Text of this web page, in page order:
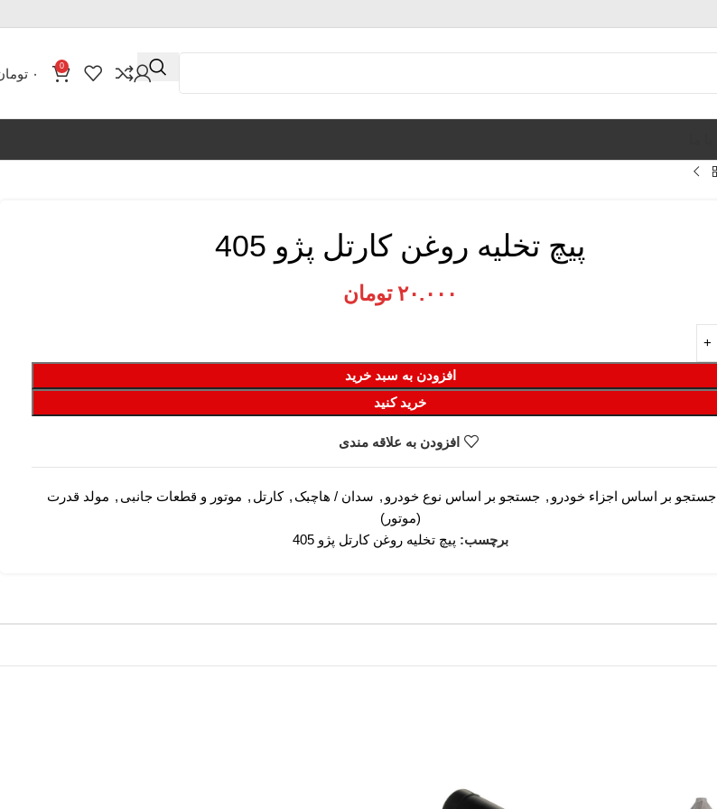
0 ۰
پیچ تخلیه روغن کارتل پژو 405
۲۰.۰۰۰ تومان
افزودن به سبد خرید
خرید کنید
افزودن به علاقه مندی
جستجو بر اساس اجزاء خودرو , جستجو بر اساس نوع خودرو , سدان / هاچبک , کارتل , موتور و قطعات جانبی , مولد قدرت
(موتور)
برچسب: پیچ تخلیه روغن کارتل پژو 405